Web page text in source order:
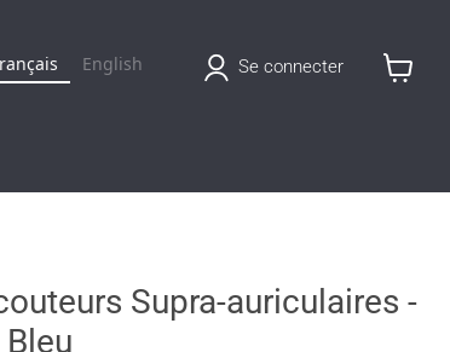
English Se connecter
Supra-auriculaires -